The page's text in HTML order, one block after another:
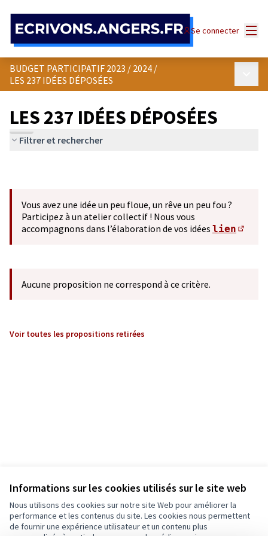
Informations sur les cookies utilisés sur le site web
Nous utilisons des cookies sur notre site Web pour améliorer la
performance et les contenus du site. Les cookies nous permettent
de fournir une expérience utilisateur et un contenu plus
Se connecter
BUDGET PARTICIPATIF 2023 / 2024 /
LES 237 IDÉES DÉPOSÉES
LES 237 IDÉES DÉPOSÉES
Filtrer et rechercher
Vous avez une idée un peu floue, un rêve un peu fou ?
Participez à un atelier collectif ! Nous vous
accompagnons dans l’élaboration de vos idées lien
Aucune proposition ne correspond à ce critère.
Voir toutes les propositions retirées